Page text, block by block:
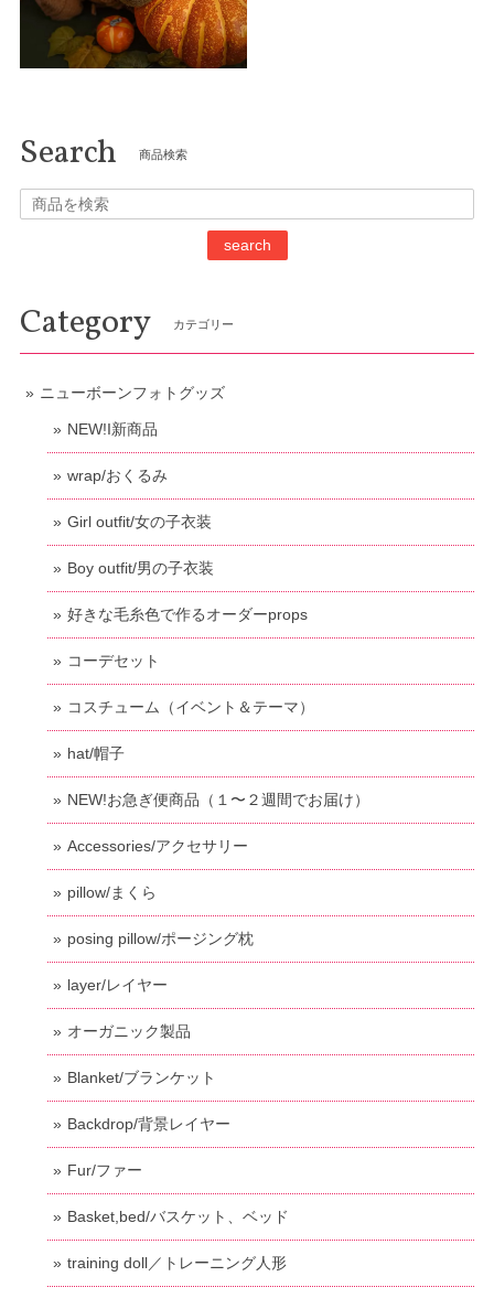
Search 商品検索
search
Category カテゴリー
ニューボーンフォトグッズ
NEW!I新商品
wrap/おくるみ
Girl outfit/女の子衣装
Boy outfit/男の子衣装
好きな毛糸色で作るオーダーprops
コーデセット
コスチューム（イベント＆テーマ）
hat/帽子
NEW!お急ぎ便商品（１〜２週間でお届け）
Accessories/アクセサリー
pillow/まくら
posing pillow/ポージング枕
layer/レイヤー
オーガニック製品
Blanket/ブランケット
Backdrop/背景レイヤー
Fur/ファー
Basket,bed/バスケット、ベッド
training doll／トレーニング人形